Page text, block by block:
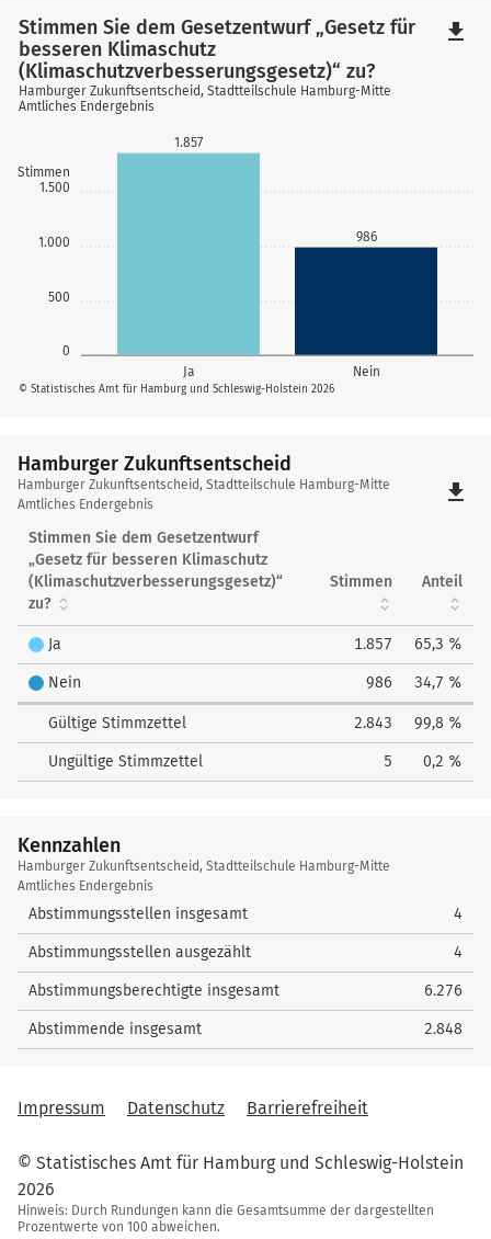
0
500
1.000
1.500
Stimmen
Ja Nein
1.857
986
© Statistisches Amt für Hamburg und Schleswig-Holstein 2026
Stimmen Sie dem Gesetzentwurf „Gesetz für
besseren Klimaschutz
(Klimaschutzverbesserungsgesetz)“ zu?
Hamburger Zukunftsentscheid, Stadtteilschule Hamburg-Mitte
Amtliches Endergebnis
file_download
Hamburger Zukunftsentscheid
Hamburger
Zukunftsentscheid
Hamburger Zukunftsentscheid, Stadtteilschule Hamburg-Mitte
Amtliches Endergebnis
file_download
Stimmen Sie dem Gesetzentwurf
„Gesetz für besseren Klimaschutz
(Klimaschutzverbesserungsgesetz)“
zu?
Stimmen Anteil
Ja 1.857 65,3 %
Nein 986 34,7 %
Gültige Stimmzettel 2.843 99,8 %
Ungültige Stimmzettel 5 0,2 %
Kennzahlen
Kennzahlen
Hamburger Zukunftsentscheid, Stadtteilschule Hamburg-Mitte
Amtliches Endergebnis
Abstimmungsstellen insgesamt 4
Abstimmungsstellen ausgezählt 4
Abstimmungsberechtigte insgesamt 6.276
Abstimmende insgesamt 2.848
Impressum Datenschutz Barrierefreiheit
© Statistisches Amt für Hamburg und Schleswig-Holstein
2026
Hinweis: Durch Rundungen kann die Gesamtsumme der dargestellten
Prozentwerte von 100 abweichen.